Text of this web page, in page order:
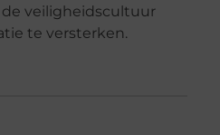
veiligheidscultuur
te versterken.